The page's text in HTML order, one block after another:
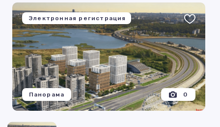
Электронная регистрация
0
Панорама